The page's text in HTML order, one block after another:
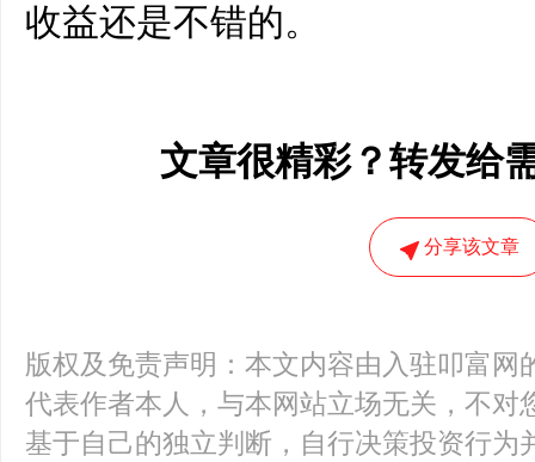
收益还是不错的。
文章很精彩？转发给
分享该文章
版权及免责声明：本文内容由入驻叩富网
代表作者本人，与本网站立场无关，不对
基于自己的独立判断，自行决策投资行为